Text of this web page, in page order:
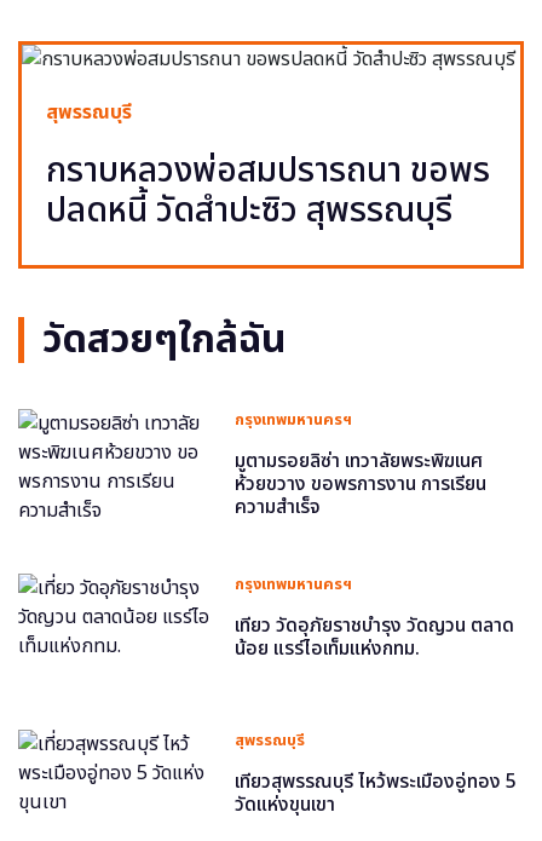
สุพรรณบุรี
กราบหลวงพ่อสมปรารถนา ขอพร
ปลดหนี้ วัดสำปะซิว สุพรรณบุรี
วัดสวยๆใกล้ฉัน
กรุงเทพมหานครฯ
มูตามรอยลิซ่า เทวาลัยพระพิฆเนศ
ห้วยขวาง ขอพรการงาน การเรียน
ความสำเร็จ
กรุงเทพมหานครฯ
เที่ยว วัดอุภัยราชบำรุง วัดญวน ตลาด
น้อย แรร์ไอเท็มแห่งกทม.
สุพรรณบุรี
เที่ยวสุพรรณบุรี ไหว้พระเมืองอู่ทอง 5
วัดแห่งขุนเขา